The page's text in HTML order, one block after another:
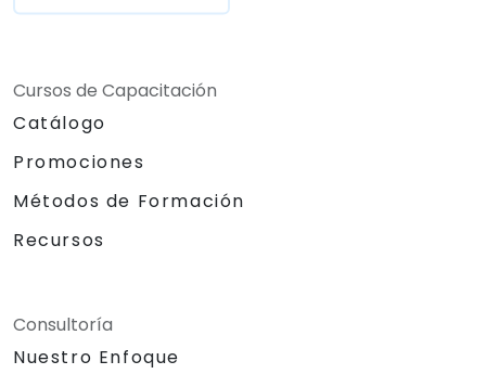
Cursos de Capacitación
Catálogo
Promociones
Métodos de Formación
Recursos
Consultoría
Nuestro Enfoque